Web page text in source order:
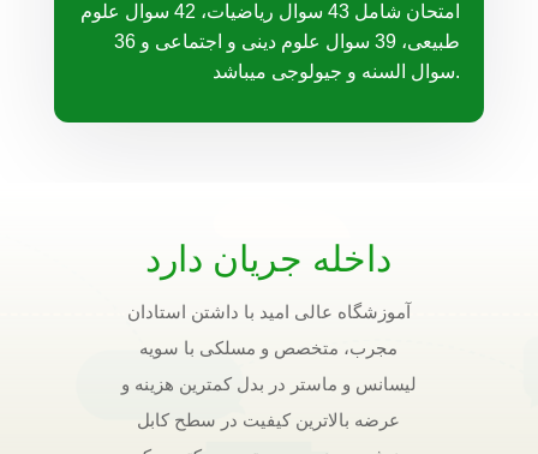
امتحان شامل 43 سوال ریاضیات، 42 سوال علوم
طبیعی، 39 سوال علوم دینی و اجتماعی و 36
سوال السنه و جیولوجی میباشد.
داخله جریان دارد
آموزشگاه عالی امید با داشتن استادان
مجرب، متخصص و مسلکی با سویه
لیسانس و ماستر در بدل کمترین هزینه و
عرضه بالاترین کیفیت در سطح کابل